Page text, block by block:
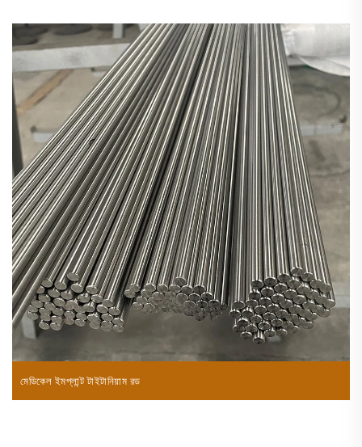
মেডিকেল ইমপ্লান্ট টাইটানিয়াম রড